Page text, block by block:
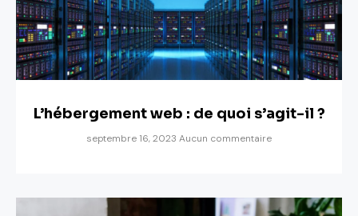
L’hébergement web : de quoi s’agit-il ?
septembre 16, 2023 Aucun commentaire